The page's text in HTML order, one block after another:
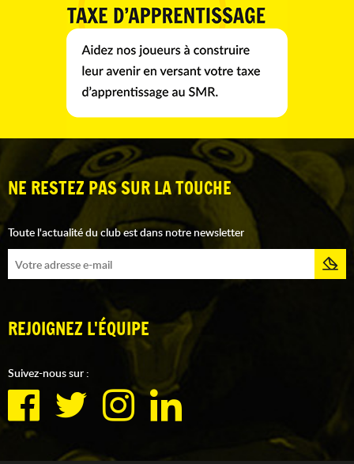
NE RESTEZ PAS SUR LA TOUCHE
Toute l'actualité du club est dans notre newsletter
REJOIGNEZ L'ÉQUIPE
Suivez-nous sur :